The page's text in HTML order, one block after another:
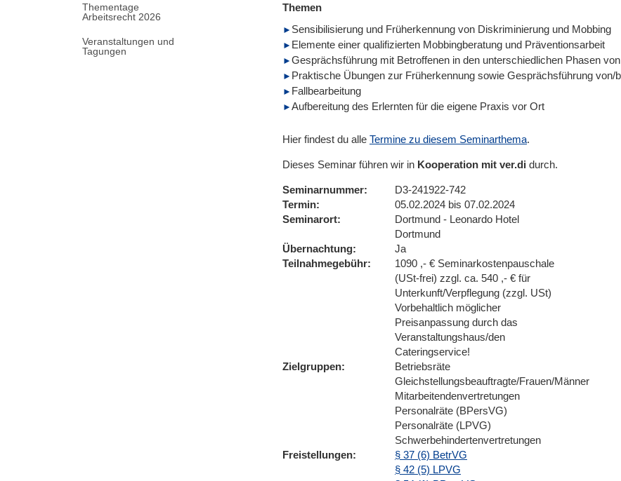
Thementage
Arbeitsrecht 2026
Veranstaltungen und
Tagungen
Themen
Sensibilisierung und Früherkennung von Diskriminierung und Mobbing
Elemente einer qualifizierten Mobbingberatung und Präventionsarbeit
Gesprächsführung mit Betroffenen in den unterschiedlichen Phasen
Praktische Übungen zur Früherkennung sowie Gesprächsführung
Fallbearbeitung
Aufbereitung des Erlernten für die eigene Praxis vor Ort
Hier findest du alle Termine zu diesem Seminarthema.
Dieses Seminar führen wir in Kooperation mit ver.di durch.
Seminarnummer
D3-241922-742
Termin
05.02.2024 bis 07.02.2024
Seminarort
Dortmund - Leonardo Hotel
Dortmund
Übernachtung
Ja
Teilnahmegebühr
1090 ,- € Seminarkostenpauschale
(USt-frei) zzgl. ca. 540 ,- € für
Unterkunft/Verpflegung (zzgl. USt)
Vorbehaltlich möglicher
Preisanpassung durch das
Veranstaltungshaus/den
Cateringservice!
Zielgruppen
Betriebsräte
Gleichstellungsbeauftragte/Frauen/Männer
Mitarbeitendenvertretungen
Personalräte (BPersVG)
Personalräte (LPVG)
Schwerbehindertenvertretungen
Freistellungen
§ 37 (6) BetrVG
§ 42 (5) LPVG